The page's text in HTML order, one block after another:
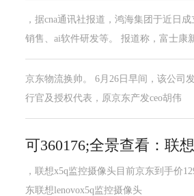
，据cna通讯社报道，鸿海集团于近日
销售、ai软件研发等。 报道称，富士康
京东物流换帅。 6月26日早间，该公司
行官及授权代表，原京东产发ceo胡伟
可360176;全景查看：联
，联想x5q监控摄像头目前京东到手价
东联想lenovox5q监控摄像头